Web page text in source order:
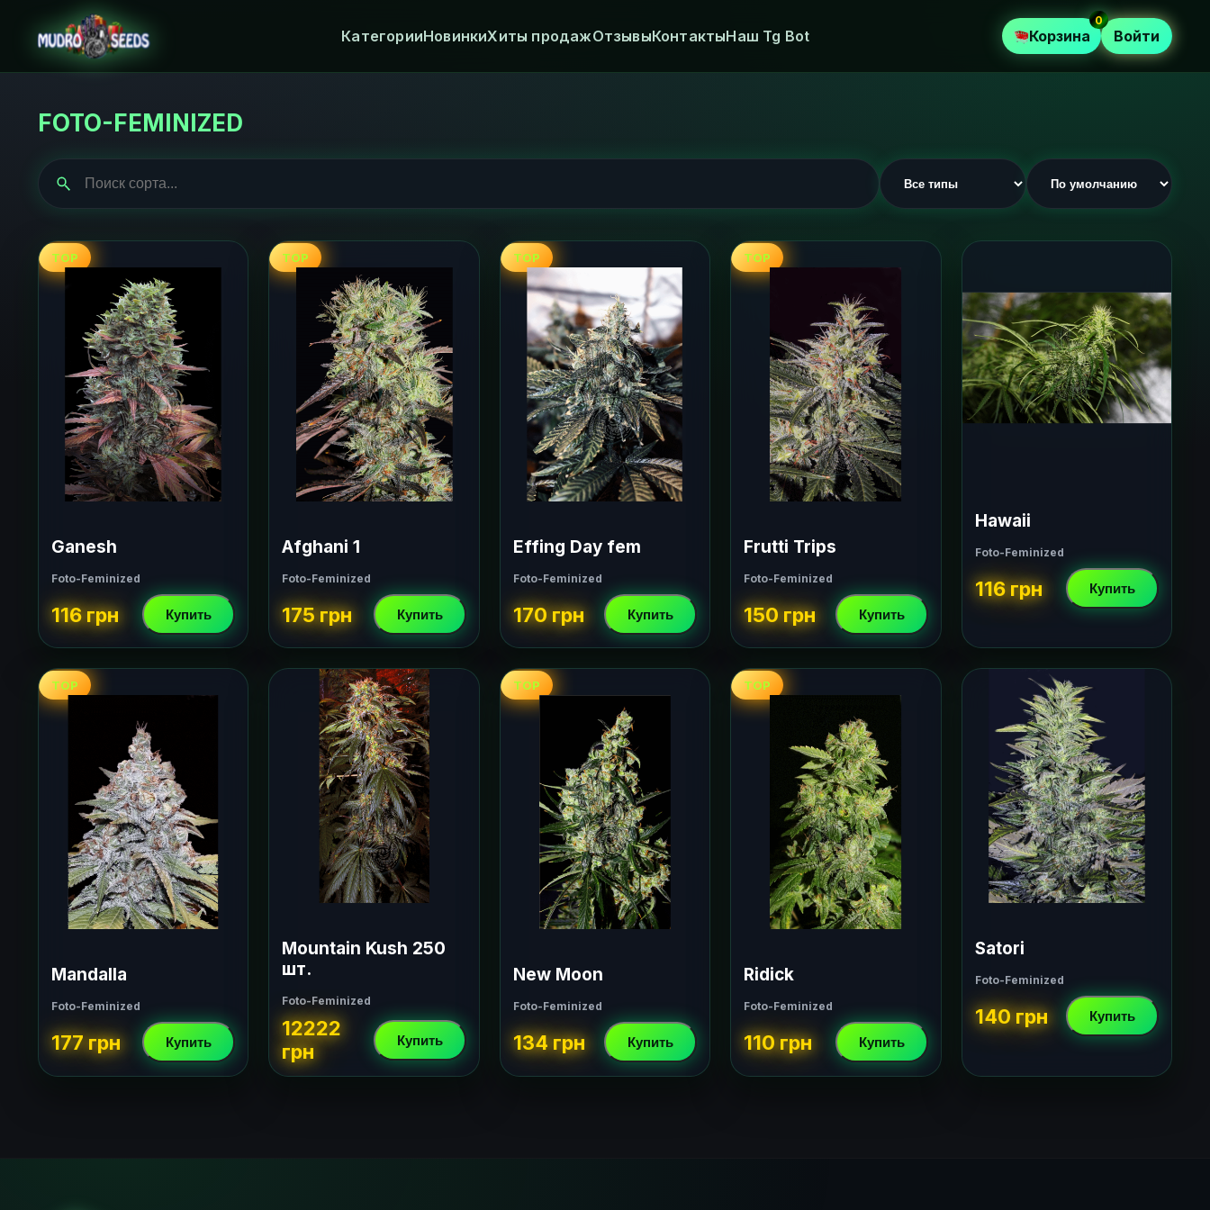
КатегорииНовинкиХиты продажОтзывыКонтактыНаш Tg Bot Корзина
0
Войти
FOTO-FEMINIZED
TOP
Ganesh
Foto-Feminized
116 грн Купить
TOP
Afghani 1
Foto-Feminized
175 грн Купить
TOP
Effing Day fem
Foto-Feminized
170 грн Купить
TOP
Frutti Trips
Foto-Feminized
150 грн Купить
Hawaii
Foto-Feminized
116 грн Купить
TOP
Mandalla
Foto-Feminized
177 грн Купить
Mountain Kush 250
шт.
Foto-Feminized
12222
грн
Купить
TOP
New Moon
Foto-Feminized
134 грн Купить
TOP
Ridick
Foto-Feminized
110 грн Купить
Satori
Foto-Feminized
140 грн Купить